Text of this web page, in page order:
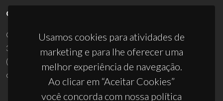
Usamos cookies para atividades de
marketing e para lhe oferecer uma
melhor experiência de navegação.
Ao clicar em “Aceitar Cookies”
você concorda com nossa política
CONTACTOS
Campus Universitário de Santiago
3810-193 Aveiro - Portugal
(+351) 234 370 200
ciceco@ua.pt